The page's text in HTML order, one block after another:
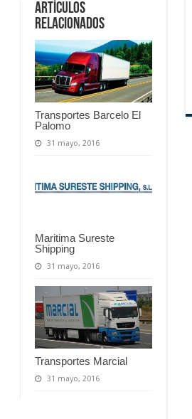
Artículos
relacionados
Transportes Barcelo El
Palomo
31 mayo, 2016
Maritima Sureste
Shipping
31 mayo, 2016
Transportes Marcial
31 mayo, 2016